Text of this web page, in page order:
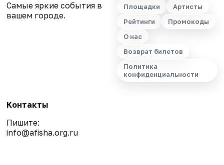
Самые яркие события в
вашем городе.
Площадки
Артисты
Рейтинги
Промокоды
О нас
Возврат билетов
Политика
конфиденциальности
Контакты
Пишите:
info@afisha.org.ru